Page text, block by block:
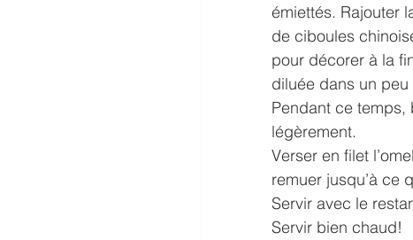
émiettés. Rajouter
de ciboules
pour décorer à la
diluée dans un
Pendant ce
légèrement.
Verser en filet
remuer jusqu’à ce
Servir avec le
Servir bien chaud!